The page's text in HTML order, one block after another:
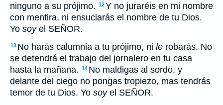
ninguno a su prójimo. 12Y no juraréis en mi nombre
con mentira, ni ensuciarás el nombre de tu Dios.
Yo soyel SEÑOR.
13 No harás calumnia a tu prójimo, ni le robarás. No
se detendrá el trabajo del jornalero en tu casa
hasta la mañana. 14 No maldigas al sordo, y
delante del ciego no pongas tropiezo, mas tendrás
temor de tu Dios. Yo soyel SEÑOR.